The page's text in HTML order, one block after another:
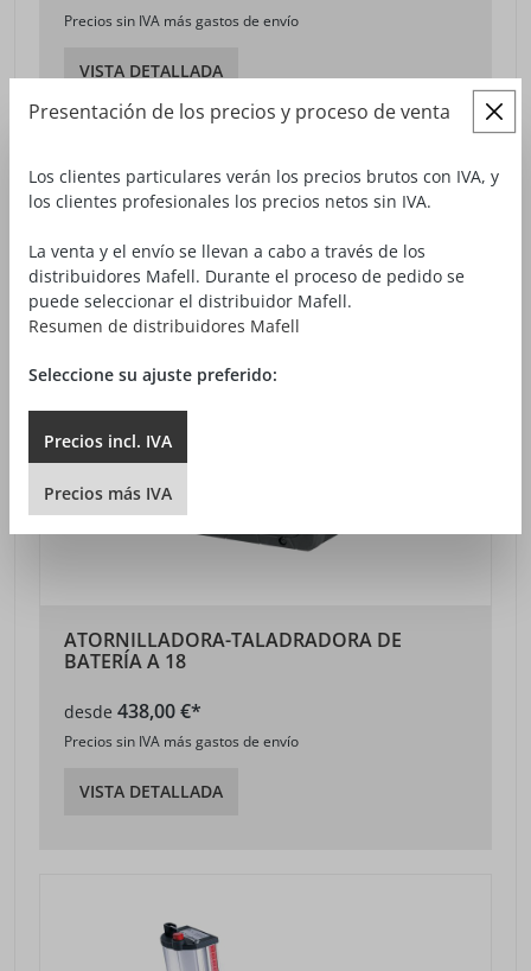
Precios sin IVA más gastos de envío
VISTA DETALLADA
ATORNILLADORA-TALADRADORA DE
BATERÍA A 18
desde 438,00 €*
Precios sin IVA más gastos de envío
VISTA DETALLADA
Presentación de los precios y proceso de venta
Los clientes particulares verán los precios brutos con IVA, y
los clientes profesionales los precios netos sin IVA.
La venta y el envío se llevan a cabo a través de los
distribuidores Mafell. Durante el proceso de pedido se
puede seleccionar el distribuidor Mafell.
Resumen de distribuidores Mafell
Seleccione su ajuste preferido:
Precios incl. IVA
Precios más IVA